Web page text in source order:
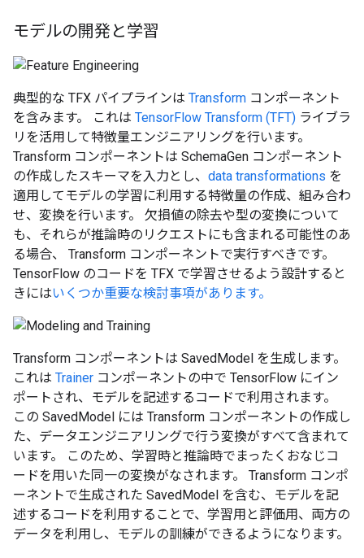
モデルの開発と学習
典型的な TFX パイプラインは Transform コンポーネント
を含みます。 これは TensorFlow Transform (TFT) ライブラ
リを活用して特徴量エンジニアリングを行います。
Transform コンポーネントは SchemaGen コンポーネント
の作成したスキーマを入力とし、 data transformations を
適用してモデルの学習に利用する特徴量の作成、組み合わ
せ、変換を行います。 欠損値の除去や型の変換について
も、それらが推論時のリクエストにも含まれる可能性のあ
る場合、 Transform コンポーネントで実行すべきです。
TensorFlow のコードを TFX で学習させるよう設計すると
きにはいくつか重要な検討事項があります。
Transform コンポーネントは SavedModel を生成します。
これは Trainer コンポーネントの中で TensorFlow にイン
ポートされ、モデルを記述するコードで利用されます。
この SavedModel には Transform コンポーネントの作成し
た、データエンジニアリングで行う変換がすべて含まれて
います。 このため、学習時と推論時でまったくおなじコ
ードを用いた同一の変換がなされます。 Transform コンポ
ーネントで生成された SavedModel を含む、モデルを記
述するコードを利用することで、学習用と評価用、両方の
データを利用し、モデルの訓練ができるようになります。